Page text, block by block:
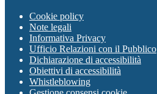
Cookie policy
Note legali
Informativa Privacy
Ufficio Relazioni con il Pubblico
Dichiarazione di accessibilità
Obiettivi di accessibilità
Whistleblowing